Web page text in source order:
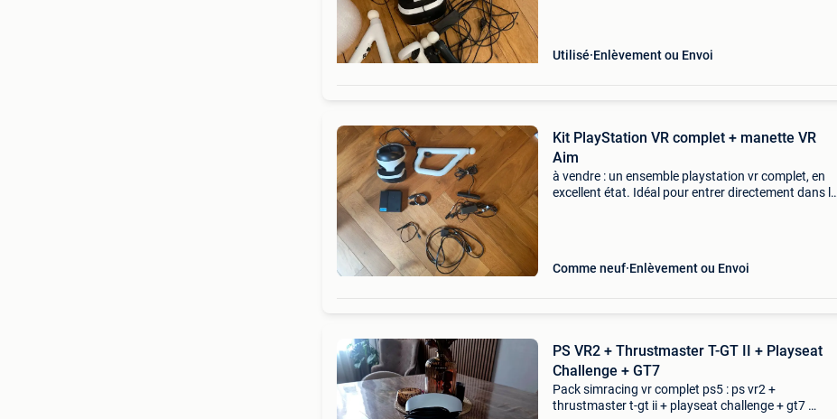
Utilisé Enlèvement ou Envoi
Kit PlayStation VR complet + manette VR
Aim
à vendre : un ensemble playstation vr complet, en
excellent état. Idéal pour entrer directement dans le
Comme neuf Enlèvement ou Envoi
PS VR2 + Thrustmaster T-GT II + Playseat
Challenge + GT7
Pack simracing vr complet ps5 : ps vr2 +
thrustmaster t-gt ii + playseat challenge + gt7 ​